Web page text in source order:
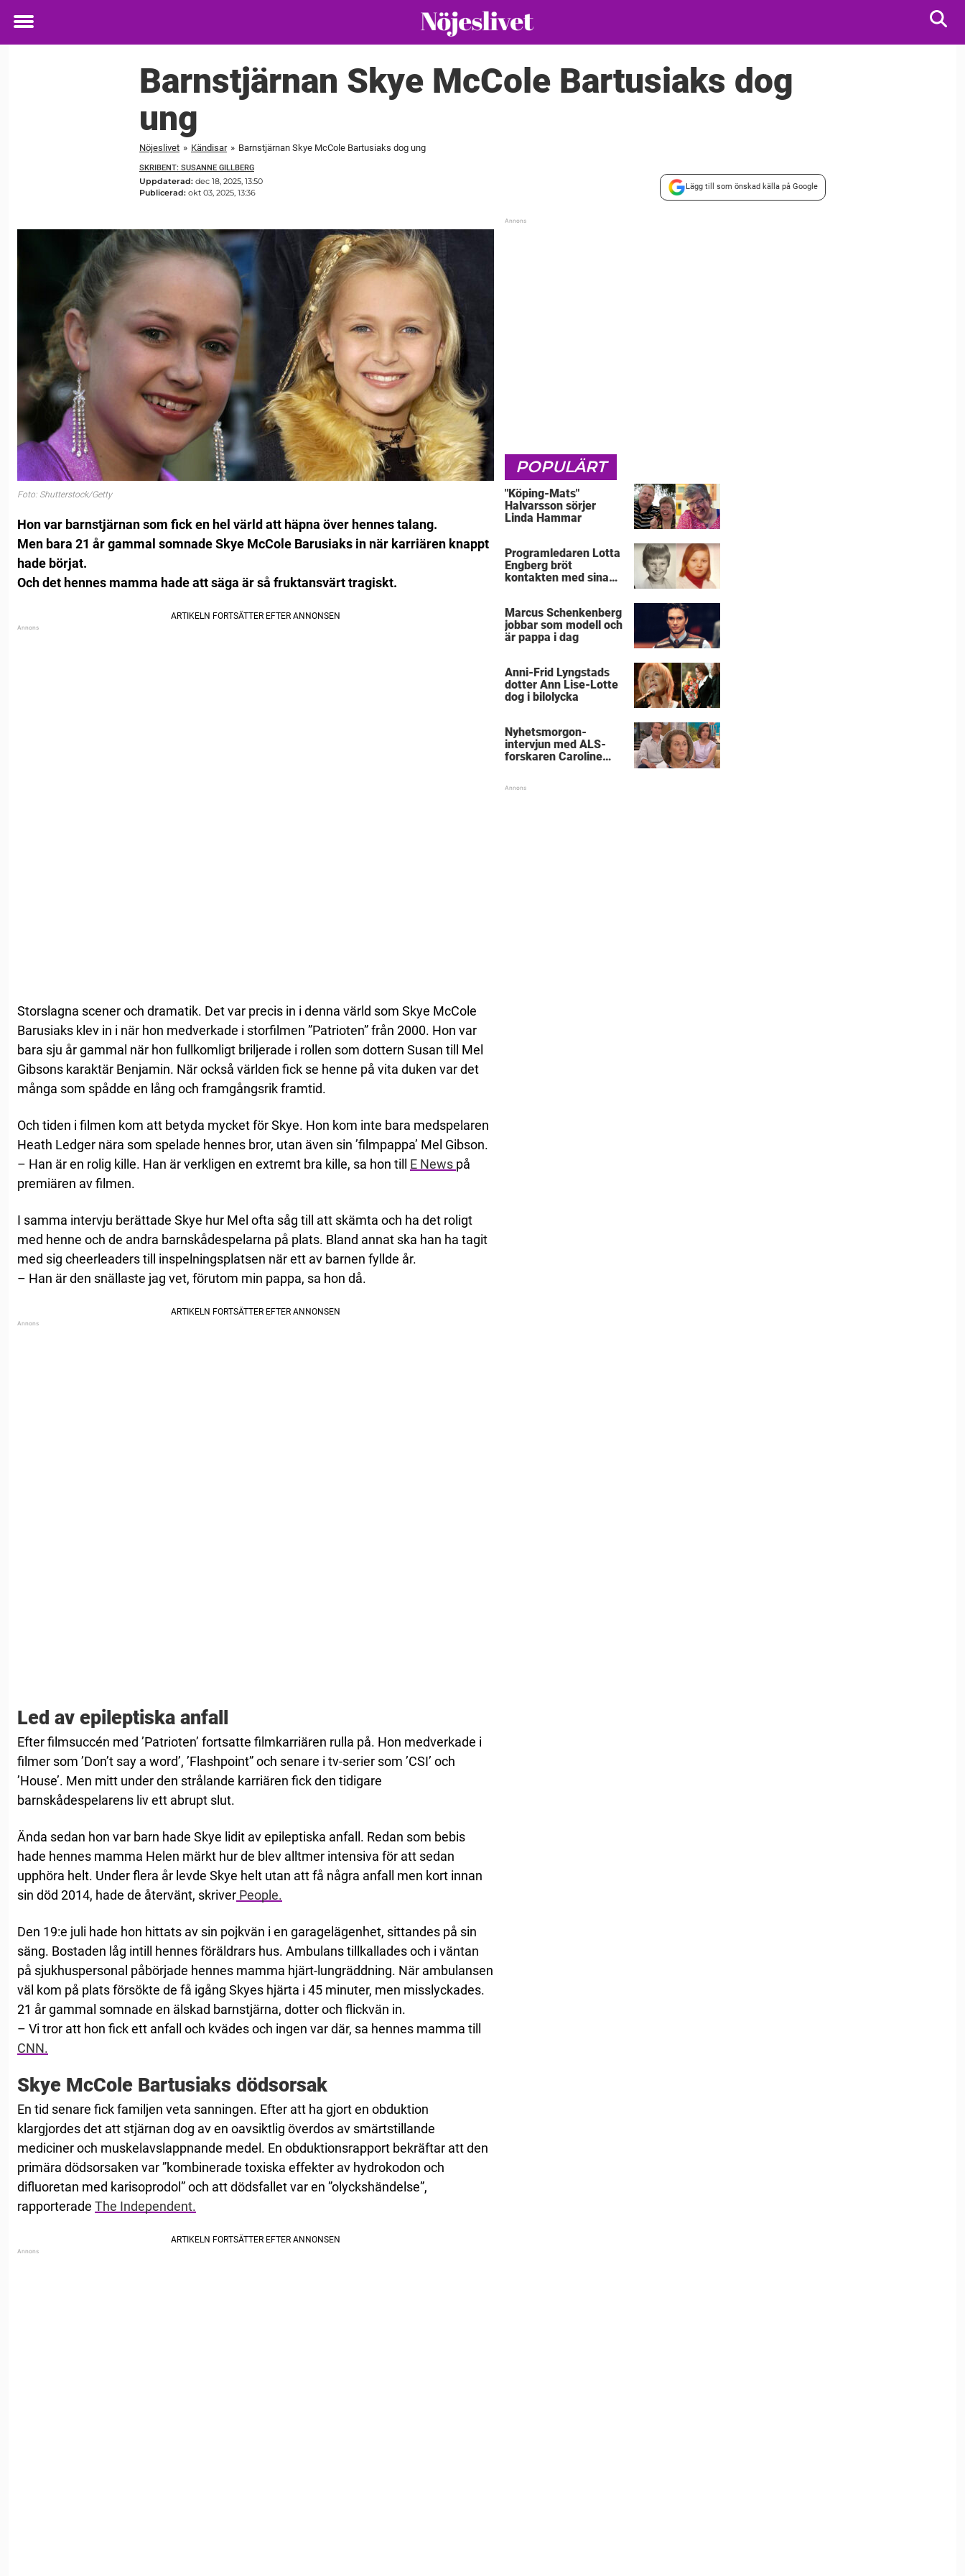
Toggle
Barnstjärnan Skye McCole Bartusiaks dog
ung
Nöjeslivet » Kändisar » Barnstjärnan Skye McCole Bartusiaks dog ung
SKRIBENT: SUSANNE GILLBERG
Uppdaterad: dec 18, 2025, 13:50
Publicerad: okt 03, 2025, 13:36
Lägg till som önskad källa på Google
Foto: Shutterstock/Getty
Hon var barnstjärnan som fick en hel värld att häpna över hennes talang.
Men bara 21 år gammal somnade Skye McCole Barusiaks in när karriären knappt
hade börjat.
Och det hennes mamma hade att säga är så fruktansvärt tragiskt.
Storslagna scener och dramatik. Det var precis in i denna värld som Skye McCole
Barusiaks klev in i när hon medverkade i storfilmen ”Patrioten” från 2000. Hon var
bara sju år gammal när hon fullkomligt briljerade i rollen som dottern Susan till Mel
Gibsons karaktär Benjamin. När också världen fick se henne på vita duken var det
många som spådde en lång och framgångsrik framtid.
Och tiden i filmen kom att betyda mycket för Skye. Hon kom inte bara medspelaren
Heath Ledger nära som spelade hennes bror, utan även sin ’filmpappa’ Mel Gibson.
– Han är en rolig kille. Han är verkligen en extremt bra kille, sa hon till E News på
premiären av filmen.
I samma intervju berättade Skye hur Mel ofta såg till att skämta och ha det roligt
med henne och de andra barnskådespelarna på plats. Bland annat ska han ha tagit
med sig cheerleaders till inspelningsplatsen när ett av barnen fyllde år.
– Han är den snällaste jag vet, förutom min pappa, sa hon då.
Led av epileptiska anfall
Efter filmsuccén med ’Patrioten’ fortsatte filmkarriären rulla på. Hon medverkade i
filmer som ’Don’t say a word’, ’Flashpoint” och senare i tv-serier som ’CSI’ och
’House’. Men mitt under den strålande karriären fick den tidigare
barnskådespelarens liv ett abrupt slut.
Ända sedan hon var barn hade Skye lidit av epileptiska anfall. Redan som bebis
hade hennes mamma Helen märkt hur de blev alltmer intensiva för att sedan
upphöra helt. Under flera år levde Skye helt utan att få några anfall men kort innan
sin död 2014, hade de återvänt, skriver People.
Den 19:e juli hade hon hittats av sin pojkvän i en garagelägenhet, sittandes på sin
säng. Bostaden låg intill hennes föräldrars hus. Ambulans tillkallades och i väntan
på sjukhuspersonal påbörjade hennes mamma hjärt-lungräddning. När ambulansen
väl kom på plats försökte de få igång Skyes hjärta i 45 minuter, men misslyckades.
21 år gammal somnade en älskad barnstjärna, dotter och flickvän in.
– Vi tror att hon fick ett anfall och kvädes och ingen var där, sa hennes mamma till
CNN.
Skye McCole Bartusiaks dödsorsak
En tid senare fick familjen veta sanningen. Efter att ha gjort en obduktion
klargjordes det att stjärnan dog av en oavsiktlig överdos av smärtstillande
mediciner och muskelavslappnande medel. En obduktionsrapport bekräftar att den
primära dödsorsaken var ”kombinerade toxiska effekter av hydrokodon och
difluoretan med karisoprodol” och att dödsfallet var en ”olyckshändelse”,
rapporterade The Independent.
POPULÄRT
"Köping-Mats"
Halvarsson sörjer
Linda Hammar
Programledaren Lotta
Engberg bröt
kontakten med sina
Marcus Schenkenberg
jobbar som modell och
är pappa i dag
Anni-Frid Lyngstads
dotter Ann Lise-Lotte
dog i bilolycka
Nyhetsmorgon-
intervjun med ALS-
forskaren Caroline